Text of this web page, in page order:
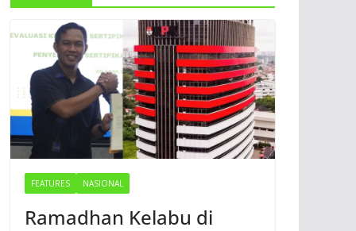
FEATURES NASIONAL
Ramadhan Kelabu di